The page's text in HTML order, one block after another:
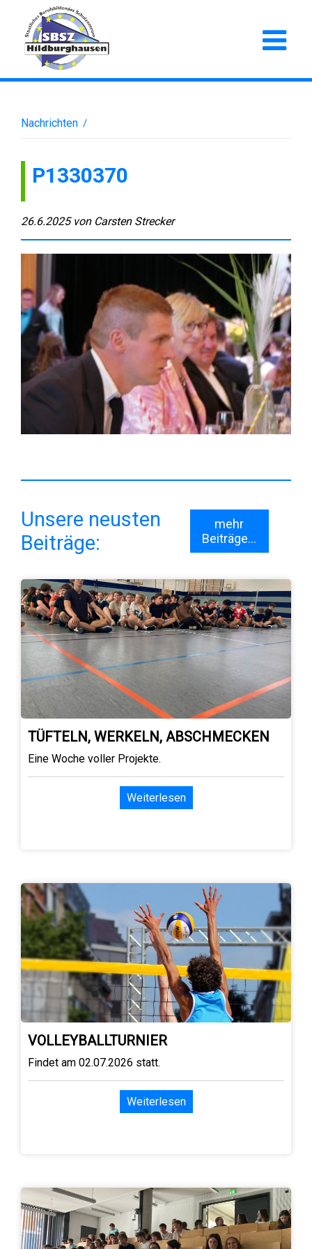
Nachrichten /
P1330370
26.6.2025 von Carsten Strecker
Unsere neusten
Beiträge:
mehr
Beiträge...
TÜFTELN, WERKELN, ABSCHMECKEN
Eine Woche voller Projekte.
Weiterlesen
VOLLEYBALLTURNIER
Findet am 02.07.2026 statt.
Weiterlesen